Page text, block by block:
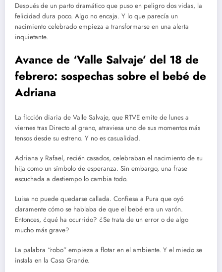
Después de un parto dramático que puso en peligro dos vidas, la
felicidad dura poco. Algo no encaja. Y lo que parecía un
nacimiento celebrado empieza a transformarse en una alerta
inquietante.
Avance de ‘Valle Salvaje’ del 18 de
febrero: sospechas sobre el bebé de
Adriana
La ficción diaria de Valle Salvaje, que RTVE emite de lunes a
viernes tras Directo al grano, atraviesa uno de sus momentos más
tensos desde su estreno. Y no es casualidad.
Adriana y Rafael, recién casados, celebraban el nacimiento de su
hija como un símbolo de esperanza. Sin embargo, una frase
escuchada a destiempo lo cambia todo.
Luisa no puede quedarse callada. Confiesa a Pura que oyó
claramente cómo se hablaba de que el bebé era un varón.
Entonces, ¿qué ha ocurrido? ¿Se trata de un error o de algo
mucho más grave?
La palabra “robo” empieza a flotar en el ambiente. Y el miedo se
instala en la Casa Grande.